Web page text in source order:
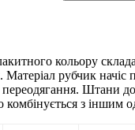
кольору
Матеріал рубчик
Штани
комбінується з